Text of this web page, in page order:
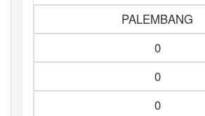
PALEMBANG
0
0
0